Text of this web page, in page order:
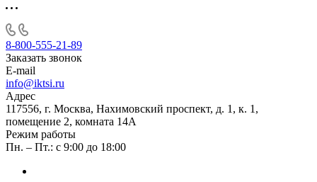
8-800-555-21-89
Заказать звонок
E-mail
info@iktsi.ru
Адрес
117556, г. Москва, Нахимовский проспект, д. 1, к. 1,
помещение 2, комната 14А
Режим работы
Пн. – Пт.: с 9:00 до 18:00